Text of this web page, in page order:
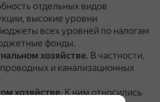
отдельных видов
высокие уровни
всех уровней по налогам
фонды.
хозяйстве. В частности,
и канализационных
хозяйстве.К ним относились